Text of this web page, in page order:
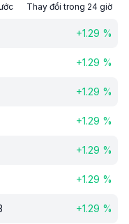
Thay đổi trong 24 giờ
+1.29 %
+1.29 %
+1.29 %
+1.29 %
+1.29 %
+1.29 %
+1.29 %